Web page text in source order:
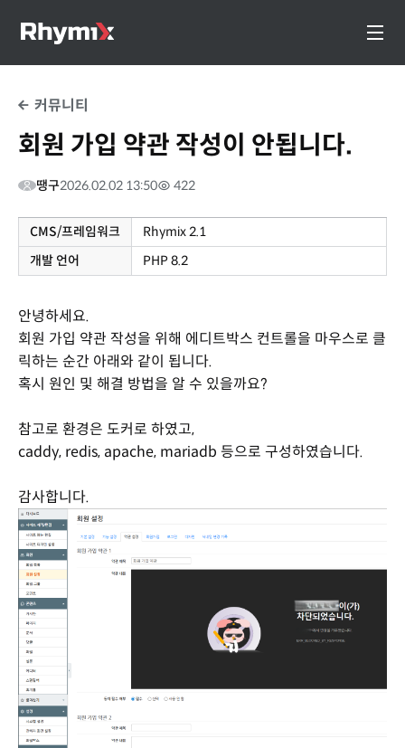
커뮤니티
회원 가입 약관 작성이 안됩니다.
땡구2026.02.02 13:50 422
CMS/프레임워크
Rhymix 2.1
개발 언어
PHP 8.2
안녕하세요.
회원 가입 약관 작성을 위해 에디트박스 컨트롤을 마우스로 클
릭하는 순간 아래와 같이 됩니다.
혹시 원인 및 해결 방법을 알 수 있을까요?
참고로 환경은 도커로 하였고,
caddy, redis, apache, mariadb 등으로 구성하였습니다.
감사합니다.